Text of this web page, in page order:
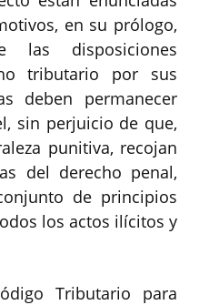
en su prólogo,
las disposiciones
tributario por sus
deben permanecer
sin perjuicio de que,
punitiva, recojan
del derecho penal,
de principios
los actos ilícitos y
Tributario para